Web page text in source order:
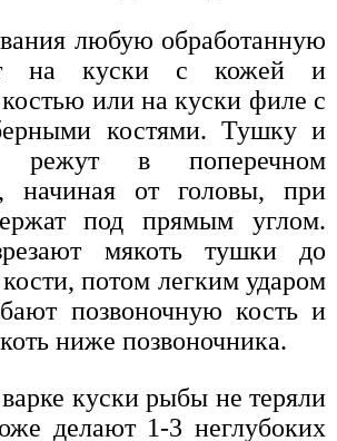
любую обработанную
на куски с кожей и
или на куски филе с
костями. Тушку и
в поперечном
начиная от головы, при
под прямым углом.
мякоть тушки до
потом легким ударом
позвоночную кость и
ниже позвоночника.
куски рыбы не теряли
делают 1-3 неглубоких